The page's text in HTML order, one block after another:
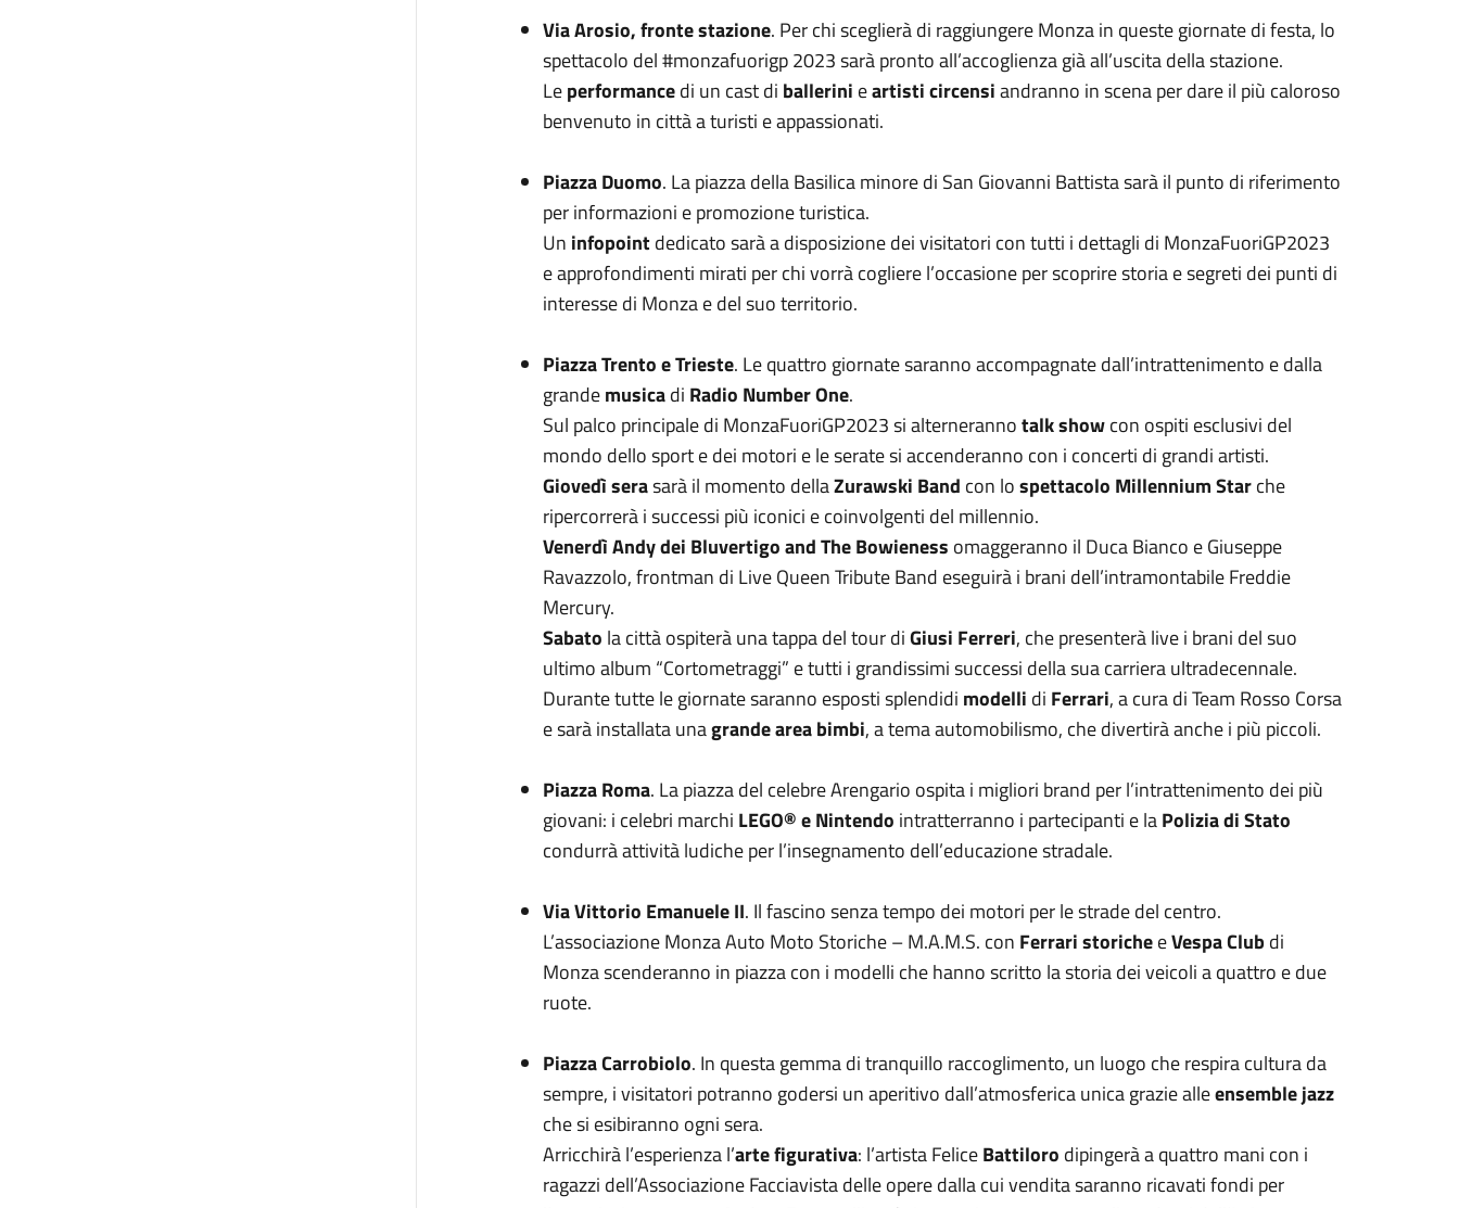
Via Arosio, fronte stazione. Per chi sceglierà di raggiungere Monza in queste giornate di festa, lo
spettacolo del #monzafuorigp 2023 sarà pronto all’accoglienza già all’uscita della stazione.
Leperformancedi un cast di ballerini eartisti circensiandranno in scena per dare il più caloroso
benvenuto in città a turisti e appassionati.
Piazza Duomo. La piazza della Basilica minore di San Giovanni Battista sarà il punto di riferimento
per informazioni e promozione turistica.
Un infopointdedicato sarà a disposizione dei visitatori con tutti i dettagli di MonzaFuoriGP2023
e approfondimenti mirati per chi vorrà cogliere l’occasione per scoprire storia e segreti dei punti di
interesse di Monza e del suo territorio.
Piazza Trento e Trieste. Le quattro giornate saranno accompagnate dall’intrattenimento e dalla
grandemusicadi Radio Number One.
Sul palco principale di MonzaFuoriGP2023 si alternerannotalk showcon ospiti esclusivi del
mondo dello sport e dei motori e le serate si accenderanno con i concerti di grandi artisti.
Giovedì serasarà il momento dellaZurawski Band con lospettacolo Millennium Starche
ripercorrerà i successi più iconici e coinvolgenti del millennio.
VenerdìAndy dei Bluvertigo and The Bowieness omaggeranno il Duca Bianco e Giuseppe
Ravazzolo, frontman di Live Queen Tribute Band eseguirà i brani dell’intramontabile Freddie
Mercury.
Sabato la città ospiterà una tappa del tour diGiusi Ferreri, che presenterà live i brani del suo
ultimo album “Cortometraggi” e tutti i grandissimi successi della sua carriera ultradecennale.
Durante tutte le giornate saranno esposti splendidi modelli di Ferrari, a cura di Team Rosso Corsa
e sarà installata unagrande area bimbi, a tema automobilismo, che divertirà anche i più piccoli.
Piazza Roma. La piazza del celebre Arengario ospita i migliori brand per l’intrattenimento dei più
giovani: i celebri marchi LEGO® e Nintendo intratterranno i partecipanti e laPolizia di Stato
condurrà attività ludiche per l’insegnamento dell’educazione stradale.
Via Vittorio Emanuele II. Il fascino senza tempo dei motori per le strade del centro.
L’associazione Monza Auto Moto Storiche – M.A.M.S. con Ferrari storicheeVespa Club di
Monza scenderanno in piazza con i modelli che hanno scritto la storia dei veicoli a quattro e due
ruote.
Piazza Carrobiolo. In questa gemma di tranquillo raccoglimento, un luogo che respira cultura da
sempre, i visitatori potranno godersi un aperitivo dall’atmosferica unica grazie alleensemble jazz
che si esibiranno ogni sera.
Arricchirà l’esperienza l’arte figurativa: l’artista FeliceBattiloro dipingerà a quattro mani con i
ragazzi dell’Associazione Facciavista delle opere dalla cui vendita saranno ricavati fondi per